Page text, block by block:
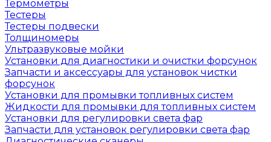
Термометры
Тестеры
Тестеры подвески
Толщиномеры
Ультразвуковые мойки
Установки для диагностики и очистки форсунок
Запчасти и аксессуары для установок чистки
форсунок
Установки для промывки топливных систем
Жидкости для промывки для топливных систем
Установки для регулировки света фар
Запчасти для установок регулировки света фар